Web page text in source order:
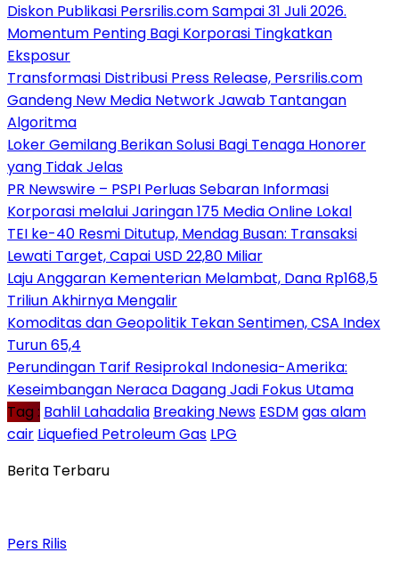
Diskon Publikasi Persrilis.com Sampai 31 Juli 2026.
Momentum Penting Bagi Korporasi Tingkatkan
Eksposur
Transformasi Distribusi Press Release, Persrilis.com
Gandeng New Media Network Jawab Tantangan
Algoritma
Loker Gemilang Berikan Solusi Bagi Tenaga Honorer
yang Tidak Jelas
PR Newswire – PSPI Perluas Sebaran Informasi
Korporasi melalui Jaringan 175 Media Online Lokal
TEI ke-40 Resmi Ditutup, Mendag Busan: Transaksi
Lewati Target, Capai USD 22,80 Miliar
Laju Anggaran Kementerian Melambat, Dana Rp168,5
Triliun Akhirnya Mengalir
Komoditas dan Geopolitik Tekan Sentimen, CSA Index
Turun 65,4
Perundingan Tarif Resiprokal Indonesia-Amerika:
Keseimbangan Neraca Dagang Jadi Fokus Utama
Tag : Bahlil Lahadalia Breaking News ESDMgas alam
cair Liquefied Petroleum Gas LPG
Berita Terbaru
Pers Rilis